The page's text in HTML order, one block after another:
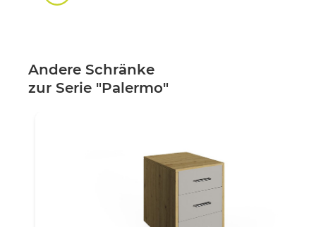
Andere Schränke
zur Serie "Palermo"